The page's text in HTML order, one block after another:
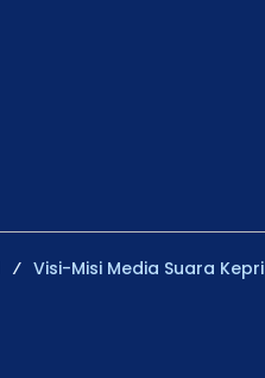
Visi-Misi Media Suara Kepri